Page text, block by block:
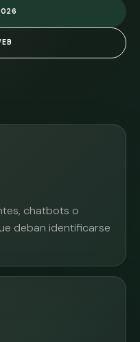
chatbots o
deban identificarse